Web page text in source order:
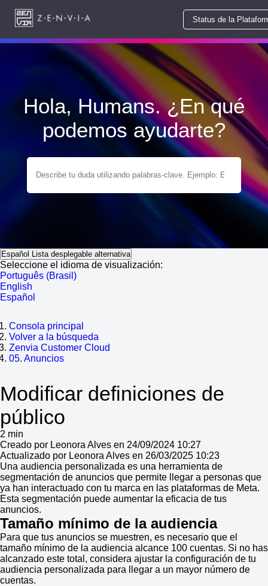
Status de la
Hola, Humans. ¿En qué
podemos ayudarte?
Español Lista desplegable alternativa
Seleccione el idioma de visualización:
Português (Brasil)
English
Español
Consola principal
Volver a la búsqueda
Zenvia Customer Cloud
05. Anuncios
Modificar definiciones de
público
2 min
Creado por Leonora Alves en 24/09/2024 10:27
Actualizado por Leonora Alves en 26/03/2025 10:23
Una audiencia personalizada es una herramienta de
segmentación de anuncios que permite llegar a personas que
ya han interactuado con tu marca en las plataformas de Meta.
Esta segmentación puede aumentar la eficacia de tus
anuncios.
Tamaño mínimo de la audiencia
Para que tus anuncios se muestren, es necesario que el
tamaño mínimo de la audiencia alcance 100 cuentas. Si no has
alcanzado este total, considera ajustar la configuración de tu
audiencia personalizada para llegar a un mayor número de
cuentas.